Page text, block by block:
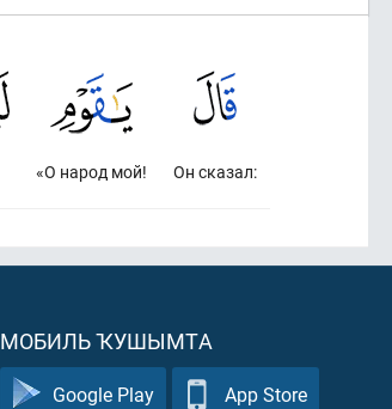
Он сказал:
«О народ мой!
МОБИЛЬ ҠУШЫМТА
Google Play App Store